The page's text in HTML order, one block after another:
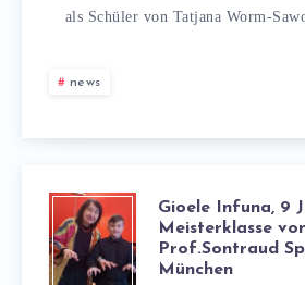
als Schüler von Tatjana Worm-
news
Gioele Infuna, 9
Meisterklasse
Prof.Sontraud
München